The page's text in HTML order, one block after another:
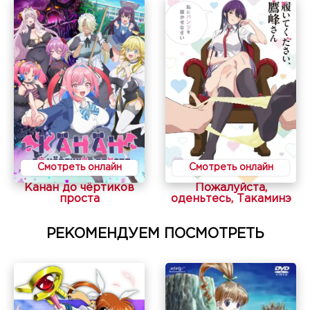
Смотреть онлайн
Канан до чёртиков
проста
Смотреть онлайн
Пожалуйста,
оденьтесь, Такаминэ
РЕКОМЕНДУЕМ ПОСМОТРЕТЬ